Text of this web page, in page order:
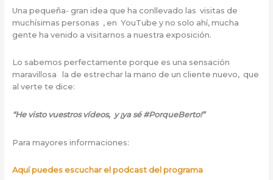
Una pequeña- gran idea que ha conllevado las visitas de
muchísimas personas , en YouTube y no solo ahí, mucha
gente ha venido a visitarnos a nuestra exposición.
Lo sabemos perfectamente porque es una sensación
maravillosa la de estrechar la mano de un cliente nuevo, que
al verte te dice:
“He visto vuestros vídeos, y ¡ya sé #PorqueBerto!”
Para mayores informaciones:
Aquí puedes escuchar el podcast del programa